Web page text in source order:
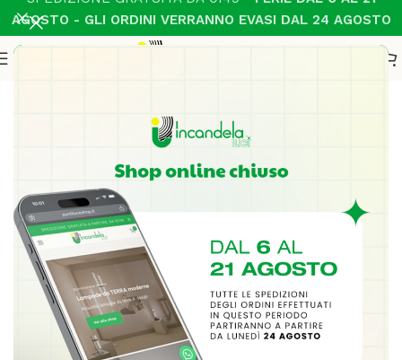
AGOSTO - GLI ORDINI VERRANNO EVASI DAL 24 AGOSTO